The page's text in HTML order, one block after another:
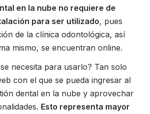
en la nube no requiere de
para ser utilizado, pues
de la clínica odontológica, así
mismo, se encuentran online.
necesita para usarlo? Tan solo
con el que se pueda ingresar al
dental en la nube y aprovechar
Esto representa mayor